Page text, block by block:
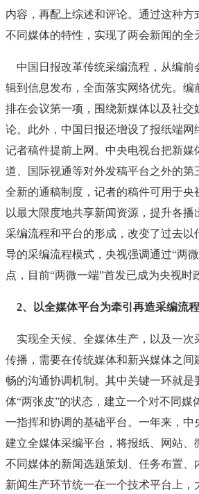
内容，再配上综述和评论。通过这种方
不同媒体的特性，实现了两会新闻的全
中国日报改革传统采编流程，从编前
辑到信息发布，全面落实网络优先。编
排在会议第一项，围绕新媒体以及社交
论。此外，中国日报还增设了报纸端网
记者稿件提前上网。中央电视台把新媒
道、国际视通等对外发稿平台之外的第
全新的通稿制度，记者的稿件可用于央
以最大限度地共享新闻资源，提升各
采编流程和平台的形成，改变了过去以
导的采编流程模式，央视强调通过“两
点，目前“两微一端”首发已成为央视时
2、以全媒体平台为牵引再造采编流程
实现全天候、全媒体生产，以及一次
传播，需要在传统媒体和新兴媒体之间
畅的沟通协调机制。其中关键一环就是
体“两张皮”的状态，建立一个对不同媒
一指挥和协调的基础平台。一年来，中
建立全媒体采编平台，将报纸、网站、
不同媒体的新闻选题策划、任务布置、
新闻生产环节统一在一个技术平台上，